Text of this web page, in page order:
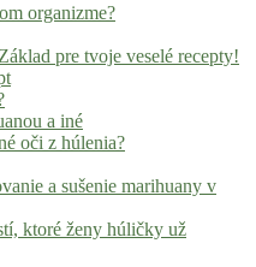
organizme?
pre tvoje veselé recepty!
a iné
oči z húlenia?
a sušenie marihuany v
ktoré ženy húličky už